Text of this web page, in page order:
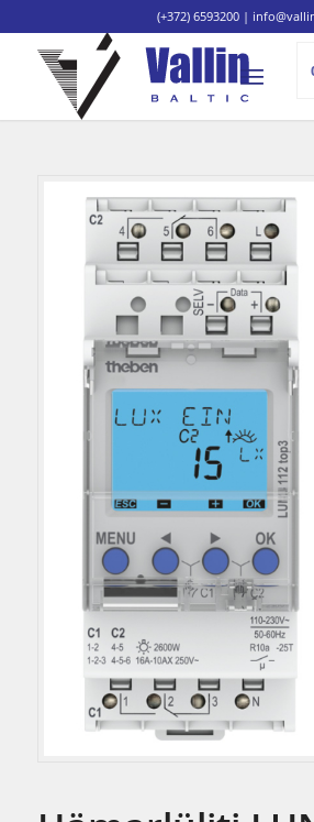
(+372) 6593200 |